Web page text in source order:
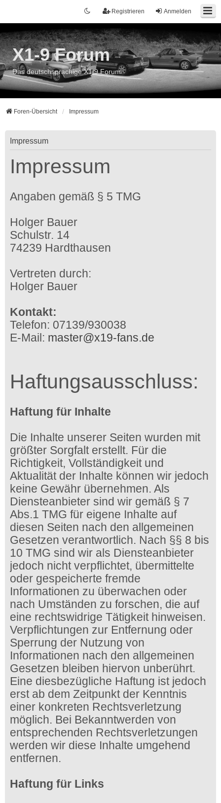
Anmelden
Registrieren
X1-9 Forum
Das deutschsprachige X1/9 Forum
Foren-Übersicht Impressum
Impressum
Impressum
Angaben gemäß § 5 TMG
Holger Bauer
Schulstr. 14
74239 Hardthausen
Vertreten durch:
Holger Bauer
Kontakt:
Telefon: 07139/930038
E-Mail: master@x19-fans.de
Haftungsausschluss:
Haftung für Inhalte
Die Inhalte unserer Seiten wurden mit
größter Sorgfalt erstellt. Für die
Richtigkeit, Vollständigkeit und
Aktualität der Inhalte können wir jedoch
keine Gewähr übernehmen. Als
Diensteanbieter sind wir gemäß § 7
Abs.1 TMG für eigene Inhalte auf
diesen Seiten nach den allgemeinen
Gesetzen verantwortlich. Nach §§ 8 bis
10 TMG sind wir als Diensteanbieter
jedoch nicht verpflichtet, übermittelte
oder gespeicherte fremde
Informationen zu überwachen oder
nach Umständen zu forschen, die auf
eine rechtswidrige Tätigkeit hinweisen.
Verpflichtungen zur Entfernung oder
Sperrung der Nutzung von
Informationen nach den allgemeinen
Gesetzen bleiben hiervon unberührt.
Eine diesbezügliche Haftung ist jedoch
erst ab dem Zeitpunkt der Kenntnis
einer konkreten Rechtsverletzung
möglich. Bei Bekanntwerden von
entsprechenden Rechtsverletzungen
werden wir diese Inhalte umgehend
entfernen.
Haftung für Links